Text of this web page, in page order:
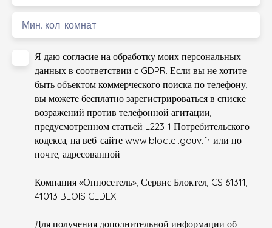
Мин. кол. комнат
Я даю согласие на обработку моих персональных
данных в соответствии с GDPR. Если вы не хотите
быть объектом коммерческого поиска по телефону,
вы можете бесплатно зарегистрироваться в списке
возражений против телефонной агитации,
предусмотренном статьей L223-1 Потребительского
кодекса, на веб-сайте www.bloctel.gouv.fr или по
почте, адресованной:
Компания «Оппосетель», Сервис Блоктел, CS 61311,
41013 BLOIS CEDEX.
Для получения дополнительной информации об